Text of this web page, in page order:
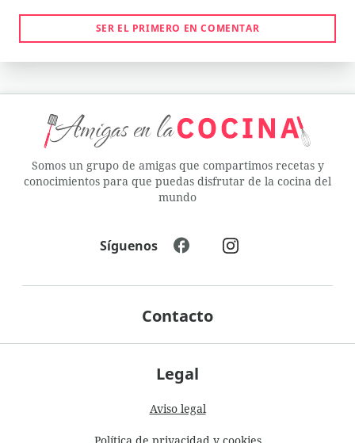
SER EL PRIMERO EN COMENTAR
Somos un grupo de amigas que compartimos recetas y
conocimientos para que puedas disfrutar de la cocina del
mundo
Legal
Aviso legal
Contacto
Síguenos